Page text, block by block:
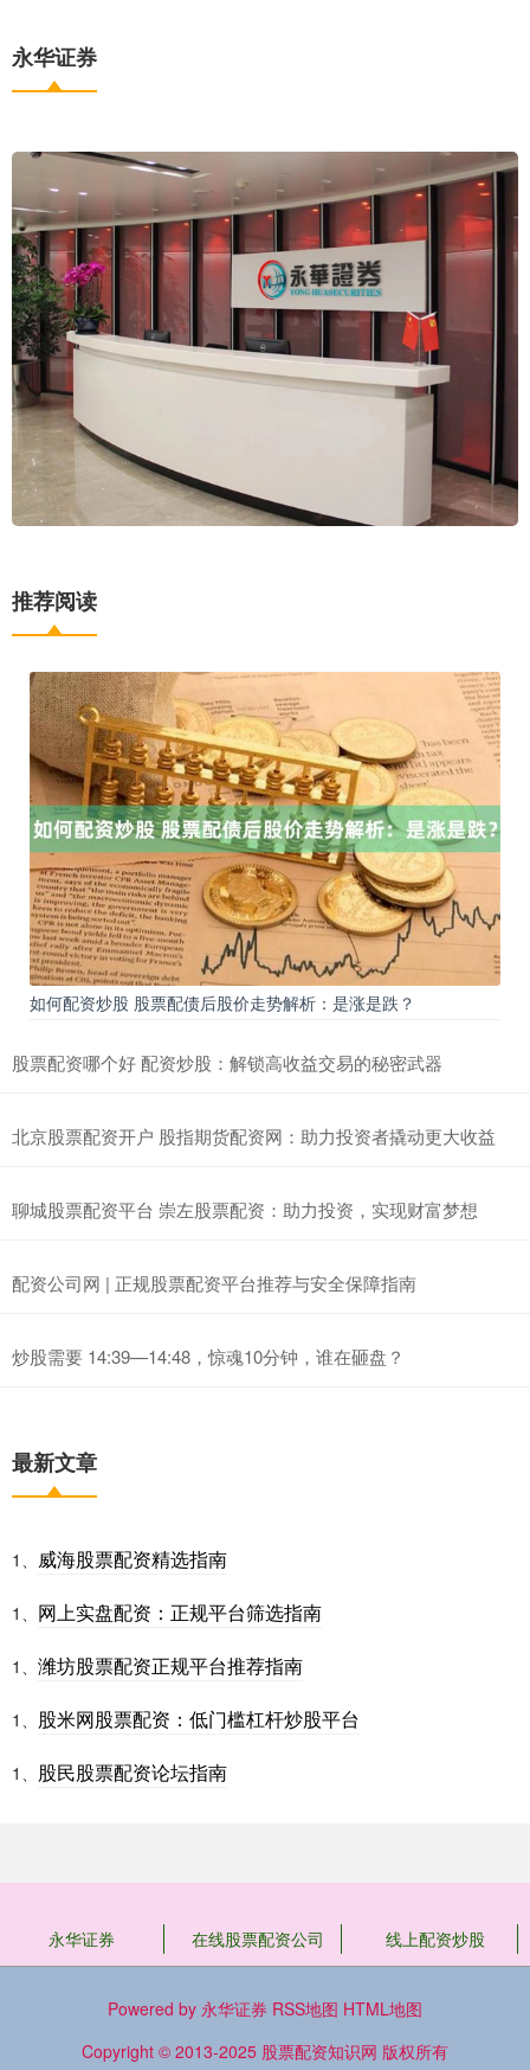
永华证券
推荐阅读
如何配资炒股 股票配债后股价走势解析：是涨是跌？
股票配资哪个好 配资炒股：解锁高收益交易的秘密武器
北京股票配资开户 股指期货配资网：助力投资者撬动更大收益
聊城股票配资平台 崇左股票配资：助力投资，实现财富梦想
配资公司网 | 正规股票配资平台推荐与安全保障指南
炒股需要 14:39—14:48，惊魂10分钟，谁在砸盘？
最新文章
1、 威海股票配资精选指南
1、 网上实盘配资：正规平台筛选指南
1、 潍坊股票配资正规平台推荐指南
1、 股米网股票配资：低门槛杠杆炒股平台
1、 股民股票配资论坛指南
永华证券 在线股票配资公司 线上配资炒股
Powered by 永华证券 RSS地图 HTML地图
Copyright © 2013-2025 股票配资知识网 版权所有